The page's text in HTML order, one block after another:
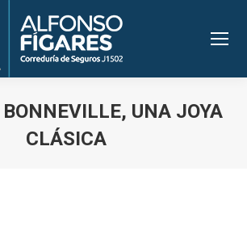
UNA JOYA
CLÁSICA